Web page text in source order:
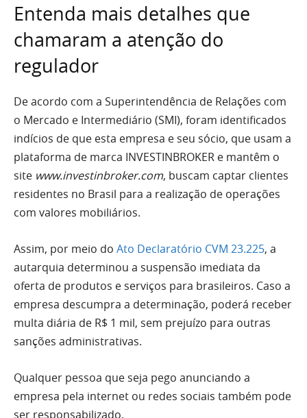
Entenda mais detalhes que
chamaram a atenção do
regulador
De acordo com a Superintendência de Relações com
o Mercado e Intermediário (SMI), foram identificados
indícios de que esta empresa e seu sócio, que usam a
plataforma de marca INVESTINBROKER e mantêm o
site www.investinbroker.com, buscam captar clientes
residentes no Brasil para a realização de operações
com valores mobiliários.
Assim, por meio do Ato Declaratório CVM 23.225, a
autarquia determinou a suspensão imediata da
oferta de produtos e serviços para brasileiros. Caso a
empresa descumpra a determinação, poderá receber
multa diária de R$ 1 mil, sem prejuízo para outras
sanções administrativas.
Qualquer pessoa que seja pego anunciando a
empresa pela internet ou redes sociais também pode
ser responsabilizado.